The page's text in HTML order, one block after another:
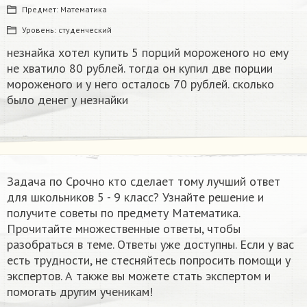
Предмет: Математика
Уровень: студенческий
незнайка хотел купить 5 порций мороженого но ему
не хватило 80 рублей. тогда он купил две порции
мороженого и у него осталось 70 рублей. сколько
было денег у незнайки
Задача по Срочно кто сделает тому лучший ответ
для школьников 5 - 9 класс? Узнайте решение и
получите советы по предмету Математика.
Прочитайте множественные ответы, чтобы
разобраться в теме. Ответы уже доступны. Если у вас
есть трудности, не стесняйтесь попросить помощи у
экспертов. А также вы можете стать экспертом и
помогать другим ученикам!